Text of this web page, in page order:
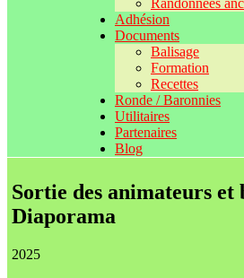
Randonnées
Adhésion
Documents
Balisage
Formation
Recettes
Ronde / Baronnies
Utilitaires
Partenaires
Blog
Sortie des animateurs et
Diaporama
2025